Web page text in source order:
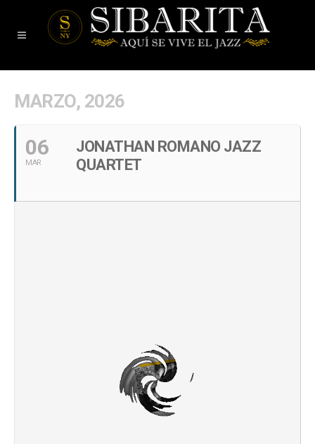
MARZO, 2026
06
MAR
JONATHAN ROMANO JAZZ
QUARTET